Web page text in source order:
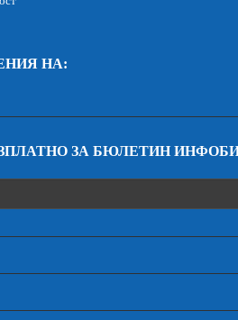
НА:
ЗА БЮЛЕТИН